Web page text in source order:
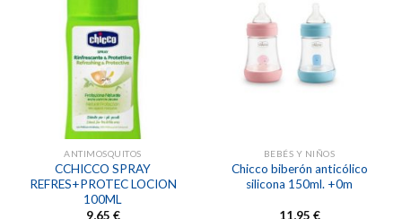
ANTIMOSQUITOS
CCHICCO SPRAY
REFRES+PROTEC LOCION
100ML
9,65 €
BEBÉS Y NIÑOS
Chicco biberón anticólico
silicona 150ml. +0m
11,95 €